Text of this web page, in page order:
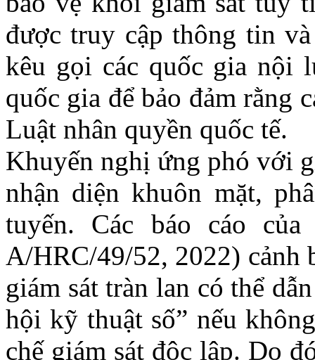
được truy cập thông tin
kêu gọi các quốc gia nội
quốc gia để bảo đảm rằng
Luật nhân quyền quốc tế.
Khuyến nghị ứng phó với
nhận diện khuôn mặt,
tuyến. Các báo cáo của
A/HRC/49/52, 2022) cảnh
giám sát tràn lan có thể
hội kỹ thuật số” nếu
chế giám sát độc lập. Do